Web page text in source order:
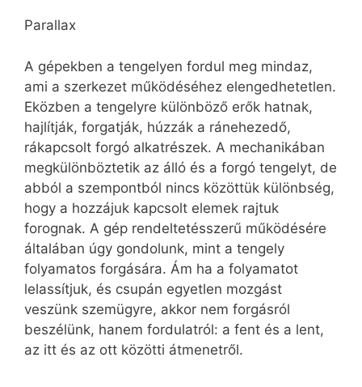
Parallax
A gépekben a tengelyen fordul meg mindaz,
ami a szerkezet működéséhez elengedhetetlen.
Eközben a tengelyre különböző erők hatnak,
hajlítják, forgatják, húzzák a ránehezedő,
rákapcsolt forgó alkatrészek. A mechanikában
megkülönböztetik az álló és a forgó tengelyt, de
abból a szempontból nincs közöttük különbség,
hogy a hozzájuk kapcsolt elemek rajtuk
forognak. A gép rendeltetésszerű működésére
általában úgy gondolunk, mint a tengely
folyamatos forgására. Ám ha a folyamatot
lelassítjuk, és csupán egyetlen mozgást
veszünk szemügyre, akkor nem forgásról
beszélünk, hanem fordulatról: a fent és a lent,
az itt és az ott közötti átmenetről.